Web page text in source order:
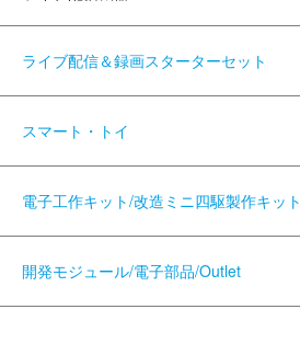
ライブ配信＆録画スターターセット
スマート・トイ
電子工作キット/改造ミニ四駆製作キット
開発モジュール/電子部品/Outlet